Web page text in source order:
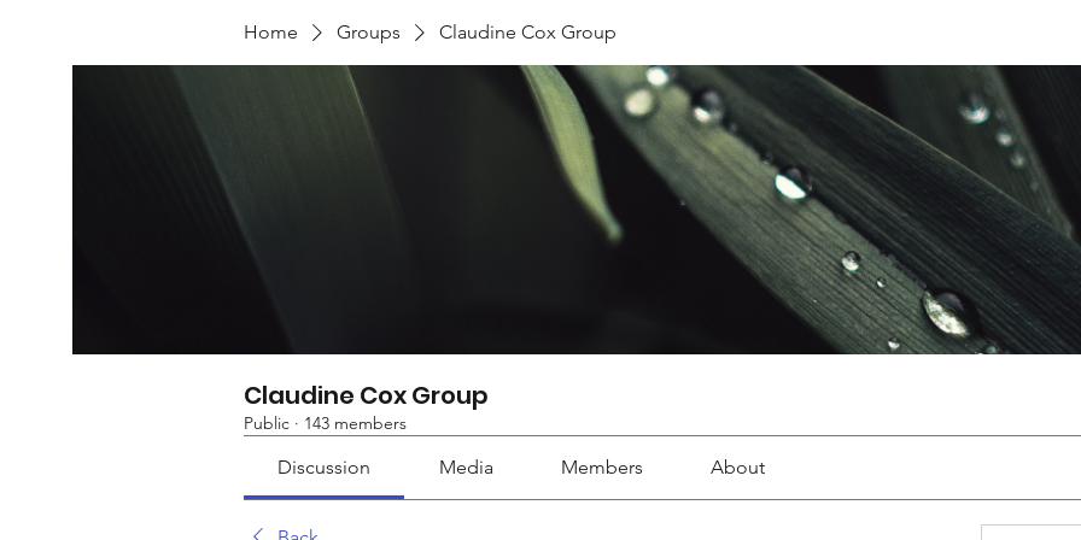
Home Groups Claudine Cox Group
Claudine Cox Group
Public · 143 members
Discussion Media Members About